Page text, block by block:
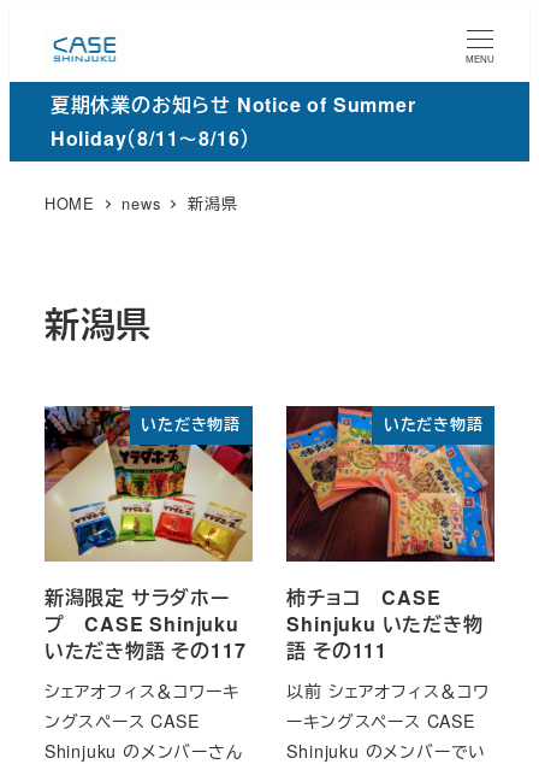
ン
MENU
夏期休業のお知らせ Notice of Summer
Holiday（8/11～8/16）
HOME news 新潟県
新潟県
いただき物語
新潟限定 サラダホー
プ CASE Shinjuku
いただき物語 その117
シェアオフィス＆コワーキ
ングスペース CASE
Shinjuku のメンバーさん
いただき物語
柿チョコ CASE
Shinjuku いただき物
語 その111
以前 シェアオフィス＆コワ
ーキングスペース CASE
Shinjuku のメンバーでい